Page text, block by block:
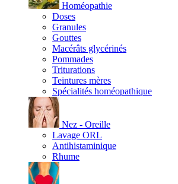
Homéopathie
Doses
Granules
Gouttes
Macérâts glycérinés
Pommades
Triturations
Teintures mères
Spécialités homéopathique
Nez - Oreille
Lavage ORL
Antihistaminique
Rhume